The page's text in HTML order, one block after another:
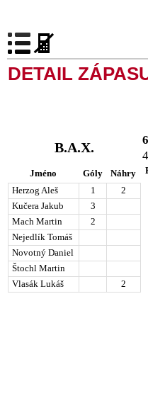
DETAIL
B.A.X. 6
4
Jméno Góly
Náhry
Herzog Aleš
1
2
Kučera Jakub
3
Mach Martin
2
Nejedlík Tomáš
Novotný Daniel
Štochl Martin
Vlasák Lukáš
2